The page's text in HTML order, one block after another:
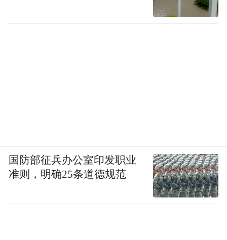
国防部征兵办公室印发职业
准则，明确25条道德规范